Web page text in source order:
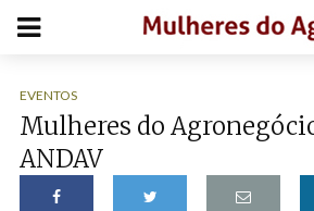
EVENTOS
Mulheres do
ANDAV